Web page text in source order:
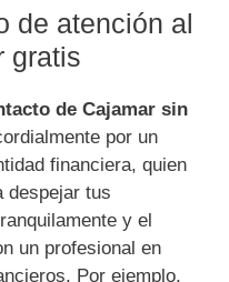
de atención al
gratis
de Cajamar sin
por un
financiera, quien
despejar tus
y el
un profesional en
Por ejemplo,